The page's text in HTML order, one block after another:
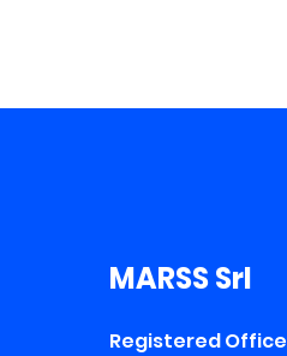
MARSS Srl
Registered Office